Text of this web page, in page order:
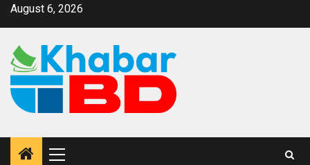
August 6, 2026